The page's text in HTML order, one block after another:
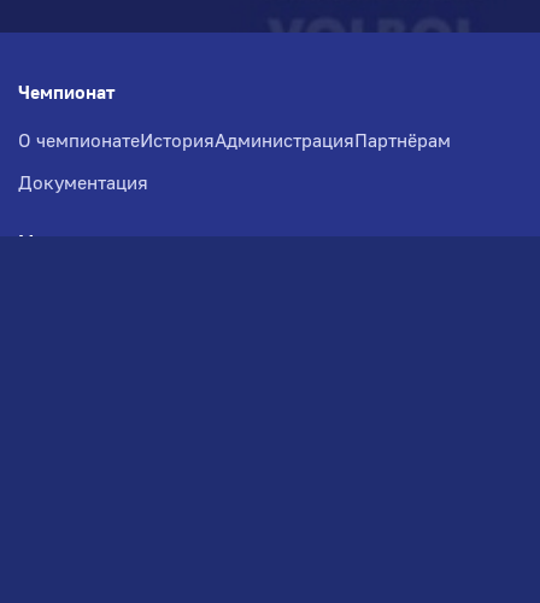
Чемпионат
О чемпионатеИсторияАдминистрацияПартнёрам
Документация
Медиа